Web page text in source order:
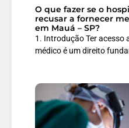
O que fazer se o
recusar a fornecer
em Mauá – SP?
1. Introdução Ter
médico é um direito